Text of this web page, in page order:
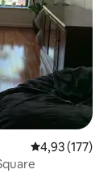
Średnia
4,93 (177)